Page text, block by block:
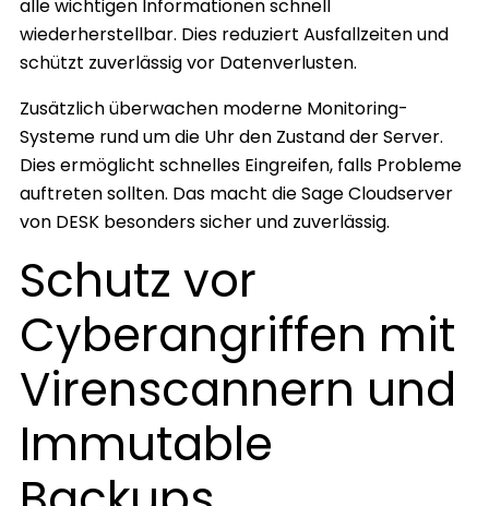
alle wichtigen Informationen schnell
wiederherstellbar. Dies reduziert Ausfallzeiten und
schützt zuverlässig vor Datenverlusten.
Zusätzlich überwachen moderne Monitoring-
Systeme rund um die Uhr den Zustand der Server.
Dies ermöglicht schnelles Eingreifen, falls Probleme
auftreten sollten. Das macht die Sage Cloudserver
von DESK besonders sicher und zuverlässig.
Schutz vor
Cyberangriffen mit
Virenscannern und
Immutable